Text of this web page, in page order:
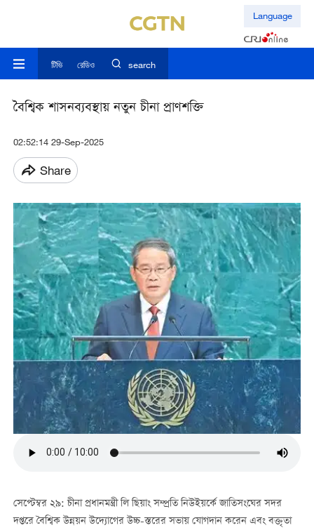
Language
টিভি রেডিও search
বৈশ্বিক শাসনব্যবস্থায় নতুন চীনা প্রাণশক্তি
02:52:14 29-Sep-2025
Share
সেপ্টেম্বর ২৯: চীনা প্রধানমন্ত্রী লি ছিয়াং সম্প্রতি নিউইয়র্কে জাতিসংঘের সদর
দপ্তরে বৈশ্বিক উন্নয়ন উদ্যোগের উচ্চ-স্তরের সভায় যোগদান করেন এবং বক্তৃতা